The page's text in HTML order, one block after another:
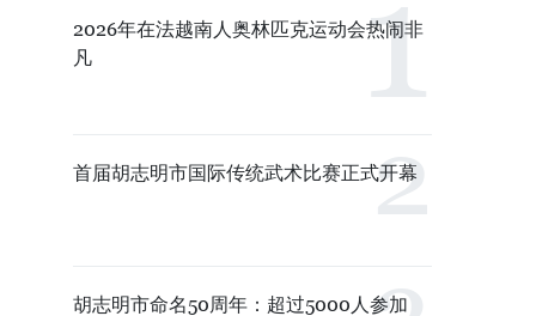
2026年在法越南人奥林匹克运动会热闹非
凡
首届胡志明市国际传统武术比赛正式开幕
胡志明市命名50周年：超过5000人参加